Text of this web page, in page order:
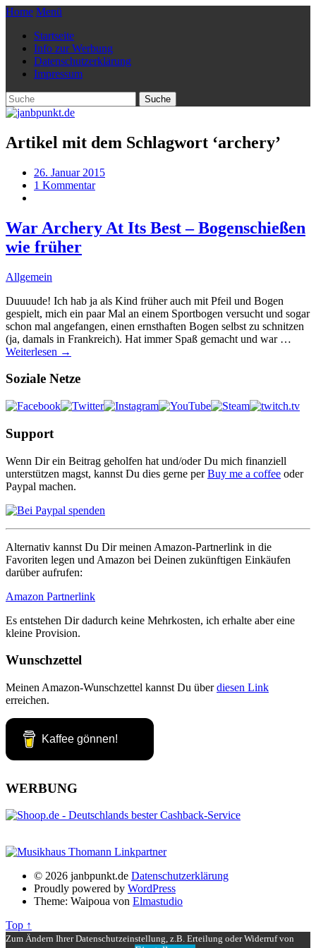
Home Menü
Startseite
Info zur Werbung
Datenschutzerklärung
Impressum
Artikel mit dem Schlagwort ‘archery’
26. Januar 2015
1 Kommentar
War Archery At Its Best – Bogenschießen
wie früher
Allgemein
Duuuude! Ich hab ja als Kind früher auch mit Pfeil und Bogen
gespielt, mich ein paar Mal an einem Sportbogen versucht und sogar
schon mal angefangen, einen ernsthaften Bogen selbst zu schnitzen
(ja, damals in Frankreich). Hat immer Spaß gemacht und war …
Weiterlesen →
Soziale Netze
Support
Wenn Dir ein Beitrag geholfen hat und/oder Du mich finanziell
unterstützen magst, kannst Du dies gerne perBuy me a coffee oder
Paypal machen.
Alternativ kannst Du Dir meinen Amazon-Partnerlink in die
Favoriten legen und Amazon bei Deinen zukünftigen Einkäufen
darüber aufrufen:
Amazon Partnerlink
Es entstehen Dir dadurch keine Mehrkosten, ich erhalte aber eine
kleine Provision.
Wunschzettel
Meinen Amazon-Wunschzettel kannst Du überdiesen Link
erreichen.
Kaffee gönnen!
WERBUNG
© 2026 janbpunkt.de Datenschutzerklärung
Proudly powered by WordPress
Theme: Waipoua von Elmastudio
Top ↑
Zum Ändern Ihrer Datenschutzeinstellung, z.B. Erteilung oder Widerruf von